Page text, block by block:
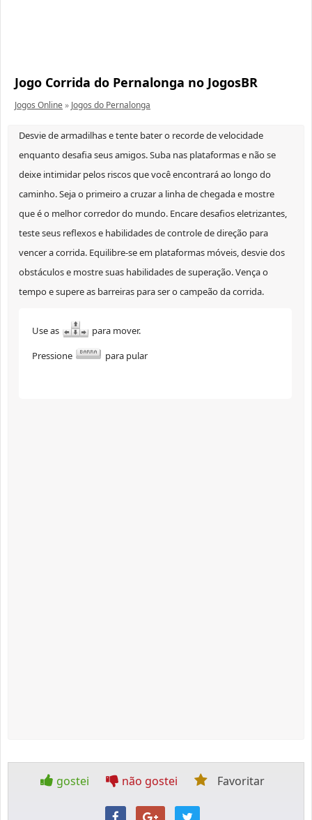
Jogo Corrida do Pernalonga no JogosBR
Jogos Online» Jogos do Pernalonga
Desvie de armadilhas e tente bater o recorde de velocidade
enquanto desafia seus amigos. Suba nas plataformas e não se
deixe intimidar pelos riscos que você encontrará ao longo do
caminho. Seja o primeiro a cruzar a linha de chegada e mostre
que é o melhor corredor do mundo. Encare desafios eletrizantes,
teste seus reflexos e habilidades de controle de direção para
vencer a corrida. Equilibre-se em plataformas móveis, desvie dos
obstáculos e mostre suas habilidades de superação. Vença o
tempo e supere as barreiras para ser o campeão da corrida.
Use as
para mover.
Pressione
para pular
gostei não gostei Favoritar